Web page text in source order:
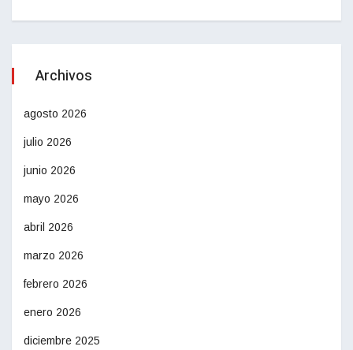
Archivos
agosto 2026
julio 2026
junio 2026
mayo 2026
abril 2026
marzo 2026
febrero 2026
enero 2026
diciembre 2025